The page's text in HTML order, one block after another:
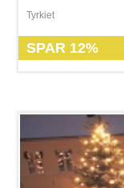
Tyrkiet
SPAR 12%